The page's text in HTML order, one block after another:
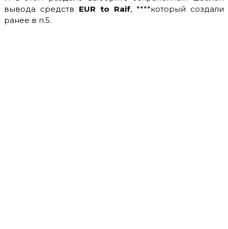
вывода средств EUR to Raif, ****который создали
ранее в п.5.